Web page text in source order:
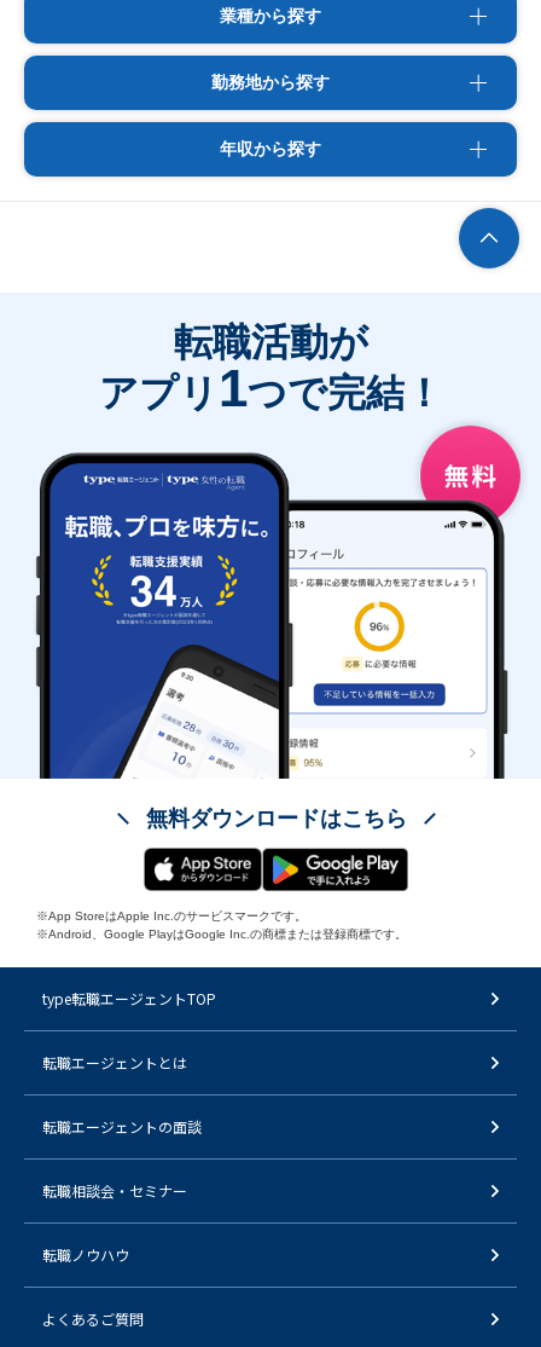
業種から探す
勤務地から探す
年収から探す
転職活動が
アプリ 1つで完結！
無料ダウンロードはこちら
※App StoreはApple Inc.のサービスマークです。
※Android、Google PlayはGoogle Inc.の商標または登録商標です。
type転職エージェントTOP
転職エージェントとは
転職エージェントの面談
転職相談会・セミナー
転職ノウハウ
よくあるご質問